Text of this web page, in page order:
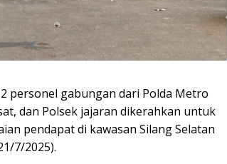
personel gabungan dari Polda Metro
dan Polsek jajaran dikerahkan untuk
pendapat di kawasan Silang Selatan
7/2025).